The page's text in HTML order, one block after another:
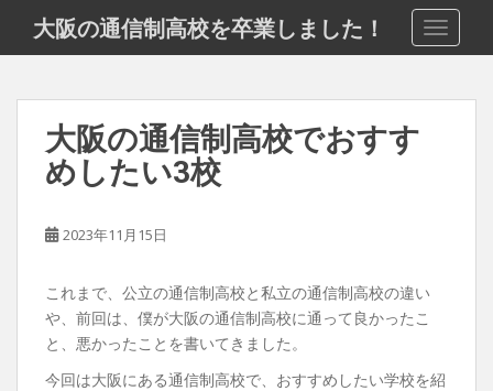
i
大阪の通信制高校を卒業しました！
大阪の通信制高校でおすす
めしたい3校
2023年11月15日
これまで、公立の通信制高校と私立の通信制高校の違い
や、前回は、僕が大阪の通信制高校に通って良かったこ
と、悪かったことを書いてきました。
今回は大阪にある通信制高校で、おすすめしたい学校を紹